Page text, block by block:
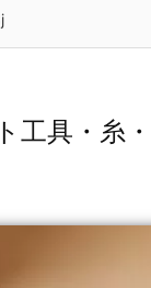
工具・糸